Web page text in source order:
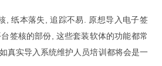
, 纸本落失, 追踪不易. 原想导入电子签
签核的部份, 这些套装软体的功能都常
真实导入系统维护人员培训都将会是一